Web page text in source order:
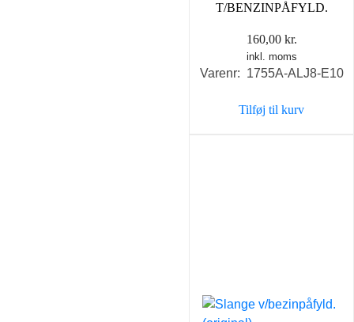
T/BENZINPÅFYLD.
160,00 kr.
inkl. moms
Varenr: 1755A-ALJ8-E10
Tilføj til kurv